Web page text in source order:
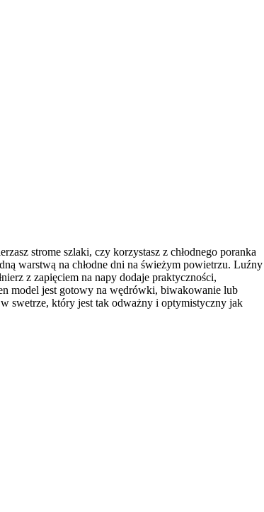
strome szlaki, czy korzystasz z chłodnego poranka
warstwą na chłodne dni na świeżym powietrzu. Luźny
z zapięciem na napy dodaje praktyczności,
model jest gotowy na wędrówki, biwakowanie lub
swetrze, który jest tak odważny i optymistyczny jak